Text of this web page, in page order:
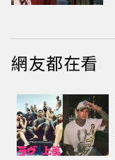
網友都在看